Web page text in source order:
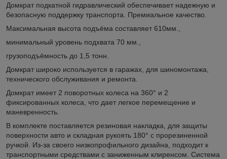
Домкрат подкатной гидравлический обеспечивает надежную и
безопасную поддержку транспорта. Премиальное качество.
Максимальная высота подъёма составляет 610мм.,
минимальный уровень подхвата 70 мм.,
грузоподъёмность до 1,5 тонн.
Домкрат широко используется в гаражах, для шиномонтажа,
технического обслуживания и ремонта.
Домкрат имеет 2 поворотных колеса на 360° и 2
фиксированных колеса, что дает легкое перемещение и
маневренность.
В комплекте поставляется резиновая накладка, для защиты
поверхности авто и складная рукоять 180° с прорезиненной
ручкой. Из-за своего низкопрофильного дизайна, подходит к
транспортными средствами с заниженным клиренсом. Система